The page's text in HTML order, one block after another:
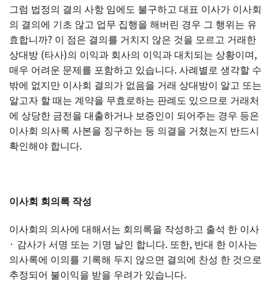
그럼 법정의 결의 사항 임에도 불구하고 대표 이사가 이사회
의 결의에 기초 않고 업무 집행을 해버린 경우 그 행위는 유
효합니까? 이 점은 결의를 거치지 않은 것을 모르고 거래한
상대방 (타사)의 이익과 회사의 이익과 대치되는 상황이며,
매우 어려운 문제를 포함하고 있습니다. 사례별로 생각할 수
밖에 없지만 이사회 결의가 없음을 거래 상대방이 알고 또는
알고자 할 때는 계약을 무효로하는 판례도 있으므로 거래처
에 상당한 금전을 대출하거나 보증인이 되어주는 경우 등은
이사회 의사록 사본을 징구하는 등 의결을 거쳤는지 반드시
확인해야 합니다.
이사회 회의록 작성
이사회의 의사에 대해서는 회의록을 작성하고 출석 한 이사
· 감사가 서명 또는 기명 날인 합니다. 또한, 반대 한 이사는
의사록에 이의를 기록해 두지 않으면 결의에 찬성 한 것으로
추정되어 불이익을 받을 우려가 있습니다.